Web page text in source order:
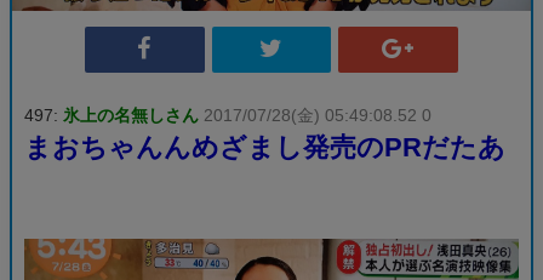
497: 氷上の名無しさん 2017/07/28(金) 05:49:08.52 0
まおちゃんんめざまし発売のPRだたあ